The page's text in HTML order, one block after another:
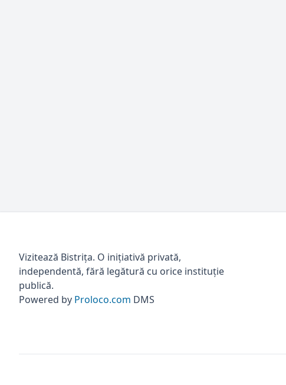
Vizitează Bistrița. O inițiativă privată,
independentă, fără legătură cu orice instituție
publică.
Powered by Proloco.com DMS